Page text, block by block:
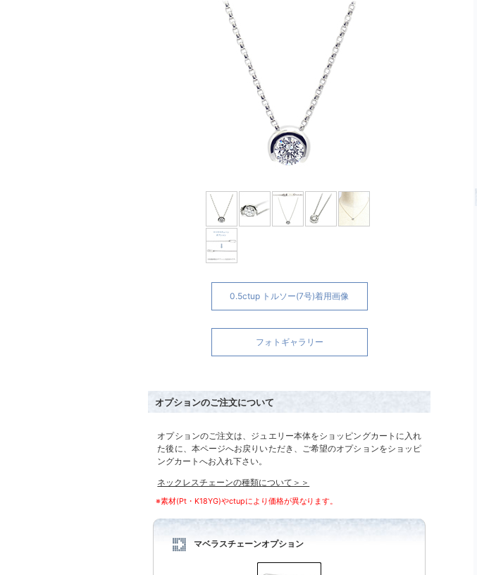
0.5ctup トルソー(7号)着用画像
フォトギャラリー
オプションのご注文について
オプションのご注文は、ジュエリー本体をショッピングカートに入れ
た後に、本ページへお戻りいただき、ご希望のオプションをショッピ
ングカートへお入れ下さい。
ネックレスチェーンの種類について＞＞
※素材(Pt・K18YG)やctupにより価格が異なります。
マベラスチェーンオプション